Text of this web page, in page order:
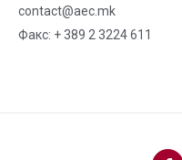
contact@aec.mk
Факс: + 389 2 3224 611